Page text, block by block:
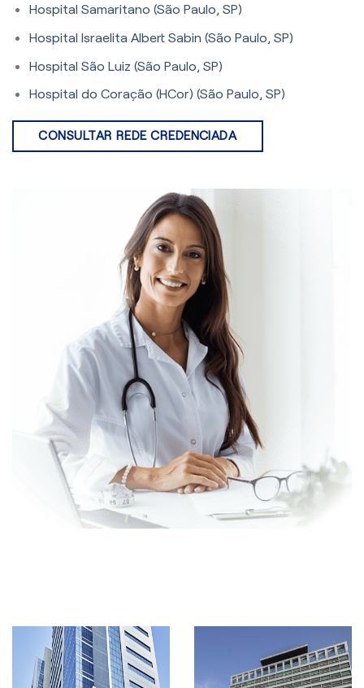
Hospital Samaritano (São Paulo, SP)
Hospital Israelita Albert Sabin (São Paulo, SP)
Hospital São Luiz (São Paulo, SP)
Hospital do Coração (HCor) (São Paulo, SP)
CONSULTAR REDE CREDENCIADA